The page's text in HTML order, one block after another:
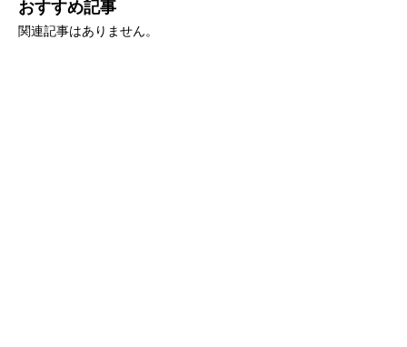
おすすめ記事
関連記事はありません。